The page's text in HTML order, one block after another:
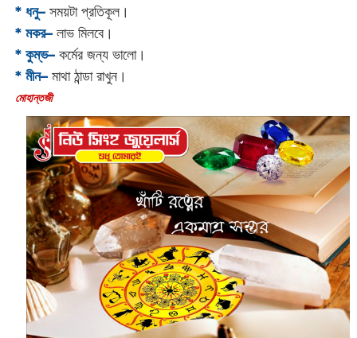
* ধনু–সময়টা প্রতিকূল।
* মকর–লাভ মিলবে।‌
* কুম্ভ–কর্মের জন্য ভালো।
* মীন–মাথা ঠান্ডা রাখুন।
‌মোহান্তজী‌‌‌‌‌‌‌‌‌‌‌‌‌‌‌‌‌